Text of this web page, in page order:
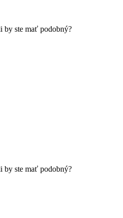
by ste mať podobný?
by ste mať podobný?